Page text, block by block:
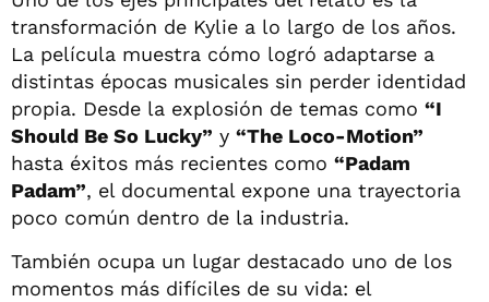
transformación de Kylie a lo largo de los años.
La película muestra cómo logró adaptarse a
distintas épocas musicales sin perder identidad
propia. Desde la explosión de temas como “I
Should Be So Lucky” y “The Loco-Motion”
hasta éxitos más recientes como “Padam
Padam”, el documental expone una trayectoria
poco común dentro de la industria.
También ocupa un lugar destacado uno de los
momentos más difíciles de su vida: el